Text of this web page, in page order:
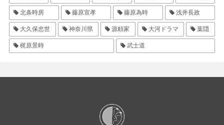
北条時房 藤原宣孝 藤原為時 浅井長政
大久保忠世 神奈川県 源頼家 大河ドラマ 葉隠
梶原景時 武士道